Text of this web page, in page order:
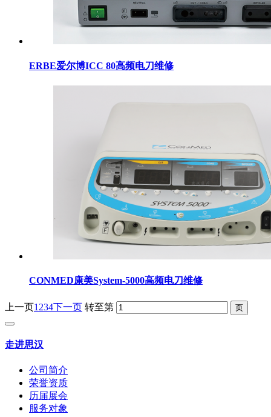
ERBE爱尔博ICC 80高频电刀维修
CONMED康美System-5000高频电刀维修
上一页1 234下一页 转至第
走进思汉
公司简介
荣誉资质
历届展会
服务对象